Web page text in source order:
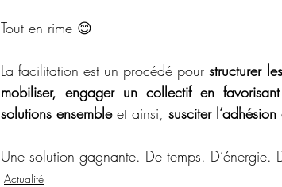
Tout en rime 😊
La facilitation est un procédé pour structurer
mobiliser, engager un collectif en
solutions ensemble et ainsi, susciter
Une solution gagnante. De temps. D’énergie.
Actualité